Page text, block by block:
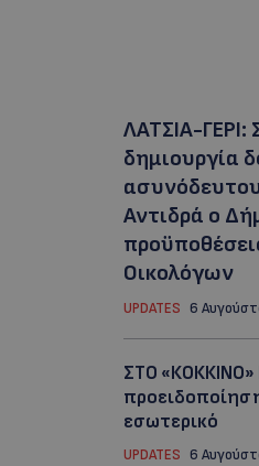
ΛΑΤΣΙΑ-ΓΕΡΙ:
δημιουργία
Αντιδρά ο
Οικολόγων
UPDATES 6
ΣΤΟ «ΚΟΚΚΙΝΟ»
εσωτερικό
UPDATES 6